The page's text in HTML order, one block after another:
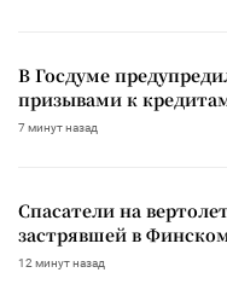
В Госдуме
призывами к
7 минут назад
Спасатели на
застрявшей в
12 минут назад